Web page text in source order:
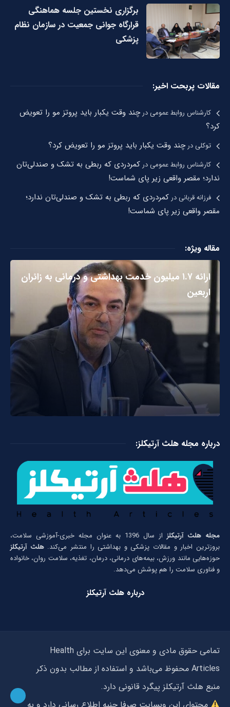
برگزاری نخستین جلسه هماهنگی
قرارگاه جوانی جمعیت در سازمان نظام
پزشکی
مقالات پربحت اخیر:
کارشناس روابط عمومیدرچند وقت یکبار باید پروتز مو را تعویض
کرد؟
توکلیدرچند وقت یکبار باید پروتز مو را تعویض کرد؟
کارشناس روابط عمومیدر کمردردی که ربطی به تشک و صندلی‌تان
ندارد؛ مقصر واقعی زیر پای شماست!
فرزانه قربانیدر کمردردی که ربطی به تشک و صندلی‌تان ندارد؛
مقصر واقعی زیر پای شماست!
مقاله ویژه:
ارائه ۱.۷ میلیون خدمت بهداشتی و درمانی به زائران
اربعین
درباره مجله هلث آرتیکلز:
مجله هلث آرتیکلز
از سال 1396 به عنوان مجله خبری-آموزشی سلامت،
بروزترین اخبار و مقالات پزشکی و بهداشتی را منتشر می‌کند.هلث آرتیکلز
حوزه‌هایی مانند ورزش، بیمه‌های درمانی، درمان، تغذیه، سلامت روان، خانواده
و فناوری سلامت را هم پوشش می‌دهد.
درباره هلث آرتیکلز
تمامی حقوق مادی و معنوی این سایت برای Health
Articles محفوظ می‌باشد و استفاده از مطالب بدون ذکر
منبع هلث آرتیکلز پیگرد قانونی دارد.